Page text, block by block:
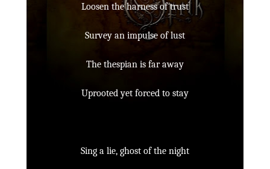
Loosen the harness of trust
Survey an impulse of lust
The thespian is far away
Uprooted yet forced to stay
Sing a lie, ghost of the night